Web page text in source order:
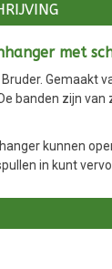
met
Gemaakt
banden zijn
kunnen
in kunt